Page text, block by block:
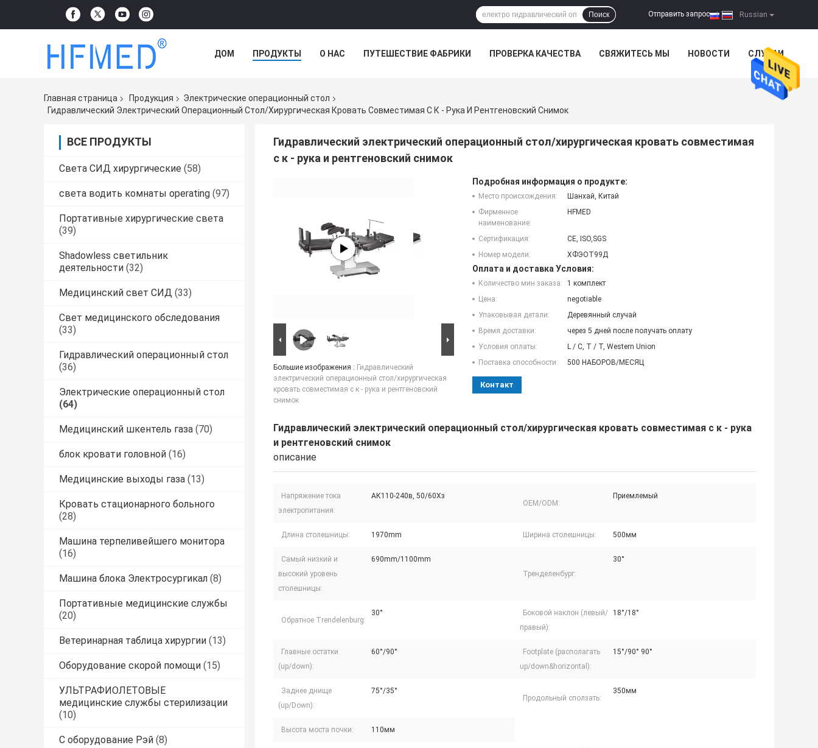
Russian
Отправить запрос |
Поиск
ДОМ ПРОДУКТЫ О НАС ПУТЕШЕСТВИЕ ФАБРИКИ ПРОВЕРКА КАЧЕСТВА СВЯЖИТЕСЬ МЫ НОВОСТИ СЛУЧАИ
Главная страница
Продукция
Электрические операционный стол
Гидравлический Электрический Операционный Стол/хирургическая Кровать Совместимая С К - Рука И Рентгеновский Снимок
ВСЕ ПРОДУКТЫ
Света СИД хирургические (58)
света водить комнаты operating (97)
Портативные хирургические света
(39)
Shadowless светильник
деятельности (32)
Медицинский свет СИД (33)
Свет медицинского обследования
(33)
Гидравлический операционный стол
(36)
Электрические операционный стол
(64)
Медицинский шкентель газа (70)
блок кровати головной (16)
Медицинские выходы газа (13)
Кровать стационарного больного
(28)
Машина терпеливейшего монитора
(16)
Машина блока Электросургикал (8)
Портативные медицинские службы
(20)
Ветеринарная таблица хирургии (13)
Оборудование скорой помощи (15)
УЛЬТРАФИОЛЕТОВЫЕ
медицинские службы стерилизации
(10)
С оборудование Рэй (8)
Гидравлический электрический операционный стол/хирургическая кровать совместимая
с к - рука и рентгеновский снимок
Большие изображения : Гидравлический
электрический операционный стол/хирургическая
кровать совместимая с к - рука и рентгеновский
снимок
Подробная информация о продукте:
Место происхождения:
Шанхай, Китай
Фирменное
наименование:
HFMED
Сертификация:
CE, ISO,SGS
Номер модели:
ХФЭОТ99Д
Оплата и доставка Условия:
Количество мин заказа:
1 комплект
Цена:
negotiable
Упаковывая детали:
Деревянный случай
Время доставки:
через 5 дней после получать оплату
Условия оплаты:
L / C, T / T, Western Union
Поставка способности:
500 НАБОРОВ/МЕСЯЦ
Контакт
Гидравлический электрический операционный стол/хирургическая кровать совместимая с к - рука
и рентгеновский снимок
описание
Напряжение тока
электропитания:
АК110-240в, 50/60Хз
OEM/ODM:
Приемлемый
Длина столешницы: 1970mm Ширина столешницы: 500мм
Самый низкий и
высокий уровень
столешницы:
690mm/1100mm
Тренделенбург:
30°
Обратное Trendelenburg:
30°
Боковой наклон (левый/
правый):
18°/18°
Главные остатки
(up/down):
60°/90°
Footplate (располагать
up/down&horizontal):
15°/90° 90°
Заднее днище
(up/Down):
75°/35°
Продольный сползать:
350мм
Высота моста почки: 110мм